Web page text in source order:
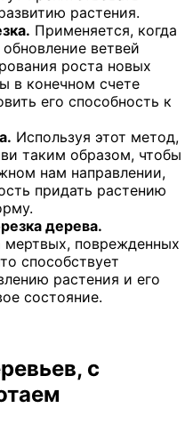
растения.
Применяется, когда
ветвей
роста новых
в конечном счете
его способность к
Используя этот метод,
таким образом, чтобы
нам направлении,
придать растению
дерева.
поврежденных
способствует
растения и его
состояние.
с